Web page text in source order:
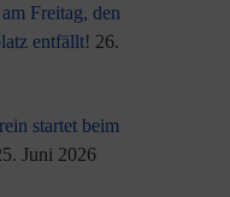
Freitag, den
entfällt! 26.
startet beim
Juni 2026